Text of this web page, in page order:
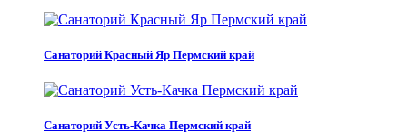
Санаторий Красный Яр Пермский край
Санаторий Усть-Качка Пермский край